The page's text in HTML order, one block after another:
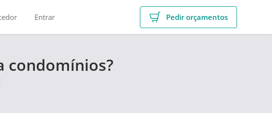
Entrar Pedir orçamentos
condomínios?